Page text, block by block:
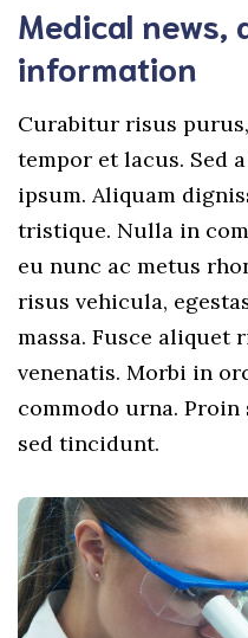
Medical news,
information
Curabitur risus
tempor et lacus. Sed
ipsum. Aliquam
tristique. Nulla in
eu nunc ac metus
risus vehicula,
massa. Fusce aliquet
venenatis. Morbi in
commodo urna.
sed tincidunt.